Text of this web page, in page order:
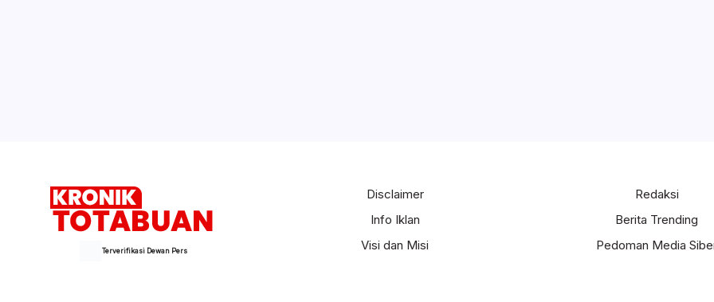
Terverifikasi Dewan Pers
Disclaimer
Info Iklan
Visi dan Misi
Redaksi
Berita Trending
Pedoman Media